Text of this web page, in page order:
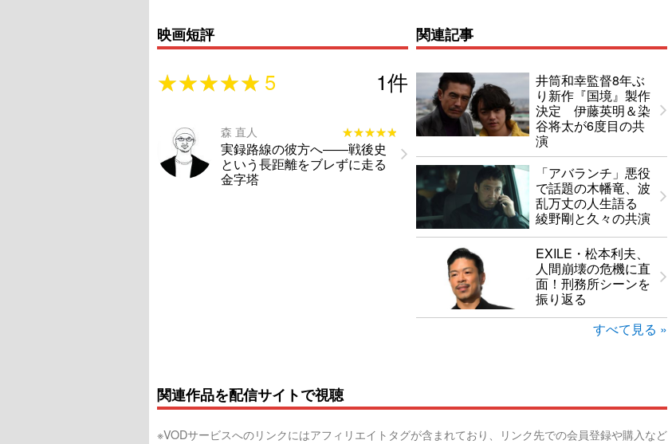
映画短評
★★★★★
★★★★★ 5 1件
森 直人 ★★★★★
★★★★★
実録路線の彼方へ――戦後史
という長距離をブレずに走る
金字塔
関連記事
井筒和幸監督8年ぶ
り新作『国境』製作
決定 伊藤英明＆染
谷将太が6度目の共
演
「アバランチ」悪役
で話題の木幡竜、波
乱万丈の人生語る
綾野剛と久々の共演
EXILE・松本利夫、
人間崩壊の危機に直
面！刑務所シーンを
振り返る
すべて見る »
関連作品を配信サイトで視聴
※VODサービスへのリンクにはアフィリエイトタグが含まれており、リンク先での会員登録や購入など